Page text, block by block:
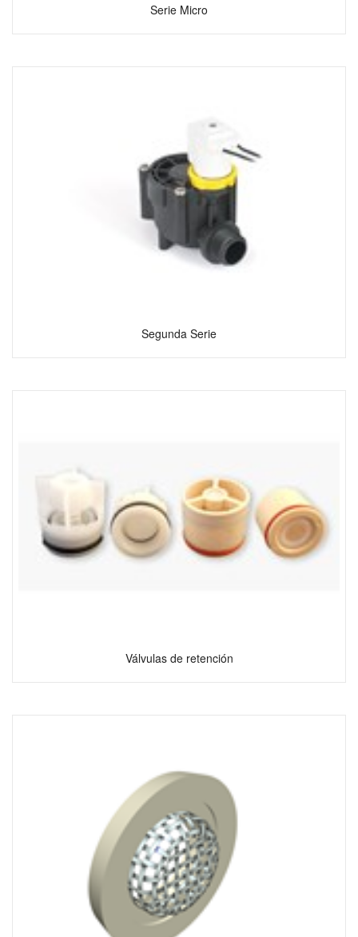
Serie Micro
Segunda Serie
Válvulas de retención